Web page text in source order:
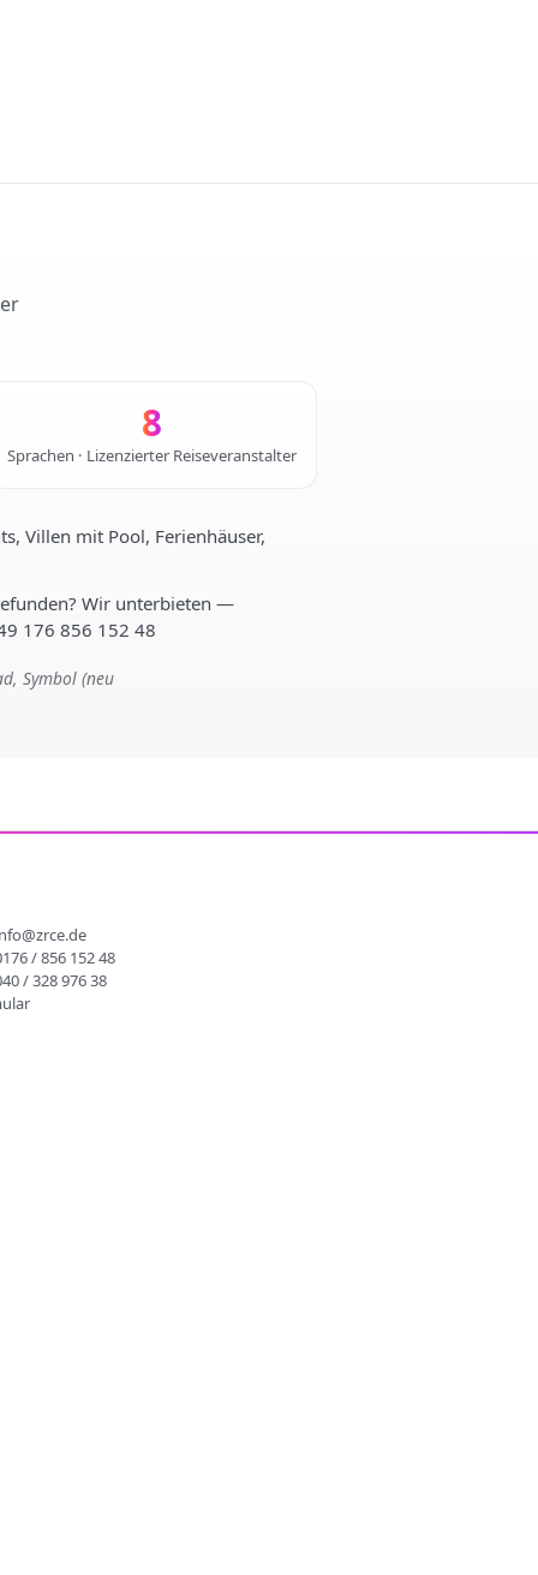
8
Sprachen · Lizenzierter Reiseveranstalter
Villen mit Pool, Ferienhäuser,
Wir unterbieten —
176 856 152 48
Symbol (neu
/ 856 152 48
/ 328 976 38